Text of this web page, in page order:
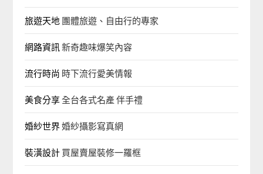
旅遊天地 團體旅遊、自由行的專家‎
網路資訊 新奇趣味爆笑內容
流行時尚 時下流行愛美情報
美食分享全台各式名產 伴手禮
婚紗世界婚紗攝影寫真網
裝潢設計 買屋賣屋裝修一羅框